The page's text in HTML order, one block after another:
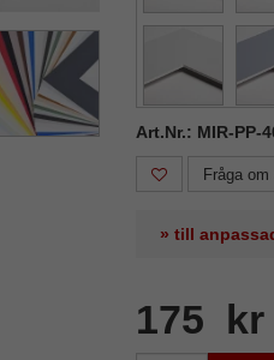
Art.Nr.: MIR-PP-
Fråga
» till
175 kr